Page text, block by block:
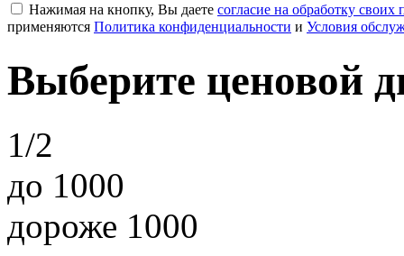
Нажимая на кнопку, Вы даете согласие на обработку
применяются Политика конфиденциальности и Условия
Выберите ценовой
1/2
до 1000
дороже 1000